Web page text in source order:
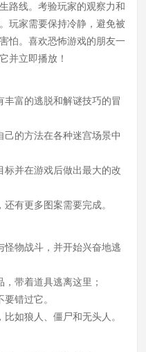
路线。考验玩家的观察力和
玩家需要保持冷静，避免被
怕。喜欢恐怖游戏的朋友一
并立即播放！
富的逃脱和解谜技巧的冒
的方法在各种迷宫场景中
并在游戏后做出最大的改
有更多图案需要完成。
怪物战斗，并开始兴奋地逃
带着道具逃离这里；
错过它。
如狼人、僵尸和无头人。